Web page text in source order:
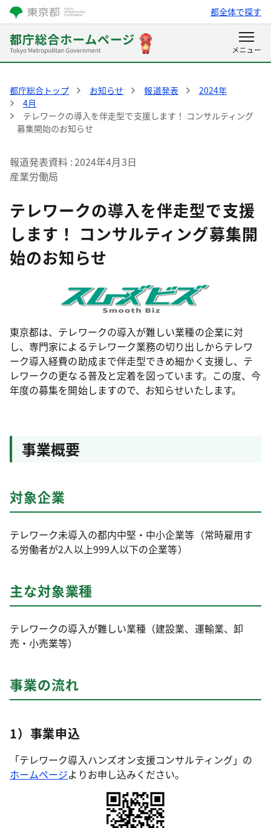
都全体で探す
都庁総合トップ お知らせ 報道発表
2024年
4月
テレワークの導入を伴走型で支援します！ コンサルティング
募集開始のお知らせ
報道発表資料 2024年4月3日
産業労働局
テレワークの導入を伴走型で支援
します！ コンサルティング募集開
始のお知らせ
東京都は、テレワークの導入が難しい業種の企業に対
し、専門家によるテレワーク業務の切り出しからテレワ
ーク導入経費の助成まで伴走型できめ細かく支援し、テ
レワークの更なる普及と定着を図っています。この度、今
年度の募集を開始しますので、お知らせいたします。
事業概要
対象企業
テレワーク未導入の都内中堅・中小企業等（常時雇用す
る労働者が2人以上999人以下の企業等）
主な対象業種
テレワークの導入が難しい業種（建設業、運輸業、卸
売・小売業等）
事業の流れ
1）事業申込
「テレワーク導入ハンズオン支援コンサルティング」の
ホームページよりお申し込みください。